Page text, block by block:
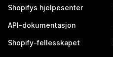
Shopifys hjelpesenter
API-dokumentasjon
Shopify-fellesskapet